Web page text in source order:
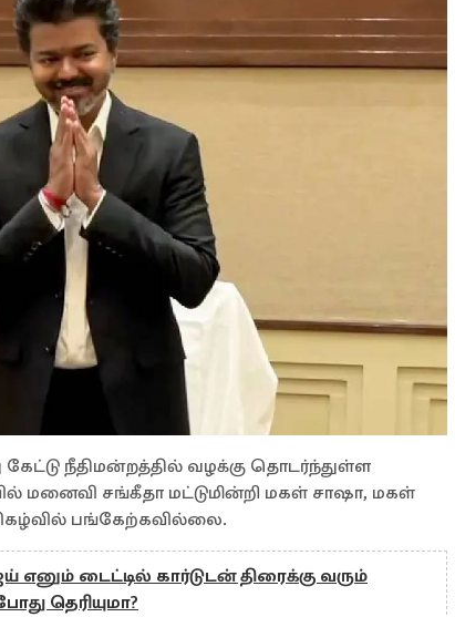
நீதிமன்றத்தில் வழக்கு தொடர்ந்துள்ள
மனைவி சங்கீதா மட்டுமின்றி மகள் சாஷா, மகள்
பங்கேற்கவில்லை.
எனும் டைட்டில் கார்டுடன் திரைக்கு வரும்
தெரியுமா?